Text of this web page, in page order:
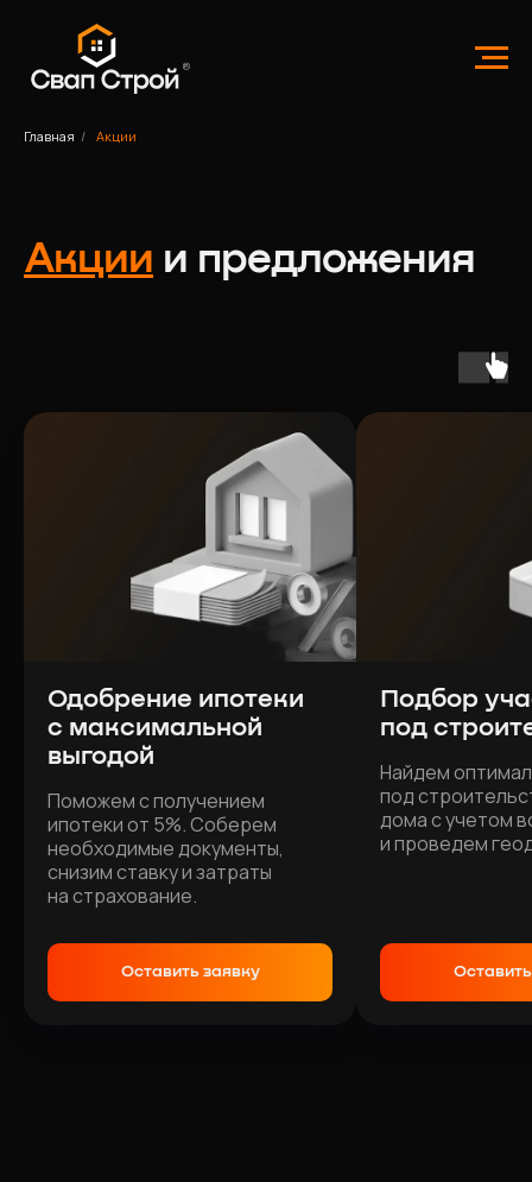
Главная / Акции
Акции и предложения
Одобрение ипотеки
с максимальной
выгодой
Поможем с получением
ипотеки от 5%. Соберем
необходимые документы,
снизим ставку и затраты
на страхование.
Оставить заявку
Подбор
под
Найдем
под
дома с учетом
и проведем